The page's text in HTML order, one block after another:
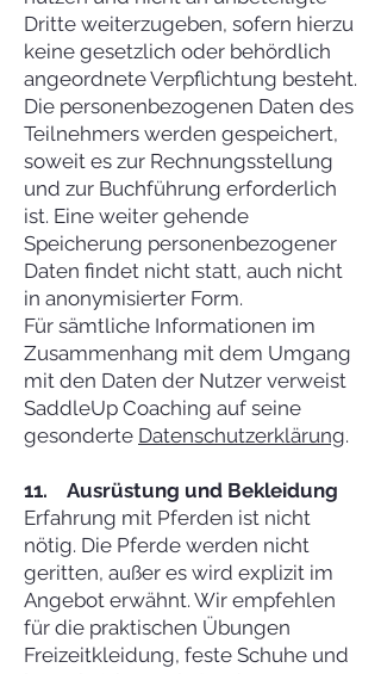
Dritte weiterzugeben, sofern hierzu
keine gesetzlich oder behördlich
angeordnete Verpflichtung besteht.
Die personenbezogenen Daten des
Teilnehmers werden gespeichert,
soweit es zur Rechnungsstellung
und zur Buchführung erforderlich
ist. Eine weiter gehende
Speicherung personenbezogener
Daten findet nicht statt, auch nicht
in anonymisierter Form.
Für sämtliche Informationen im
Zusammenhang mit dem Umgang
mit den Daten der Nutzer verweist
SaddleUp Coaching auf seine
gesonderte Datenschutzerklärung.
11. Ausrüstung und Bekleidung
Erfahrung mit Pferden ist nicht
nötig. Die Pferde werden nicht
geritten, außer es wird explizit im
Angebot erwähnt. Wir empfehlen
für die praktischen Übungen
Freizeitkleidung, feste Schuhe und